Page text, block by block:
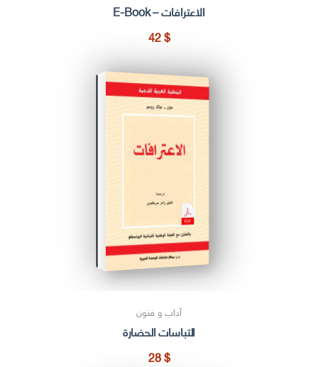
الاعترافات – E-Book
42 $
آداب و فنون
التباسات الحضارة
28 $